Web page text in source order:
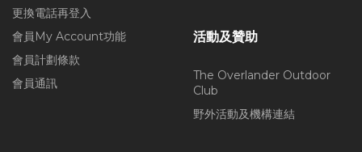
更換電話再登入
會員My Account功能
會員計劃條款
會員通訊
活動及贊助
The Overlander Outdoor
Club
野外活動及機構連結